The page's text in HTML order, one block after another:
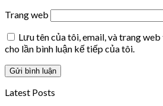
Trang web
Lưu tên của tôi, email, và trang
cho lần bình luận kế tiếp của tôi.
Latest Posts